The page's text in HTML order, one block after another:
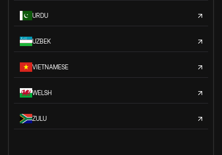
URDU
UZBEK
VIETNAMESE
WELSH
ZULU